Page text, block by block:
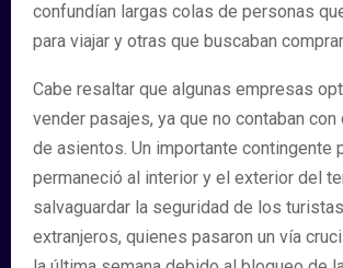
confundían largas colas de personas
para viajar y otras que buscaban
Cabe resaltar que algunas empresas
vender pasajes, ya que no contaban
de asientos. Un importante contingente
permaneció al interior y el exterior del
salvaguardar la seguridad de los
extranjeros, quienes pasaron un vía